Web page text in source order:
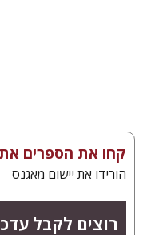
קחו את הספרים
הורידו את יישום מאגנס
רוצים לקבל